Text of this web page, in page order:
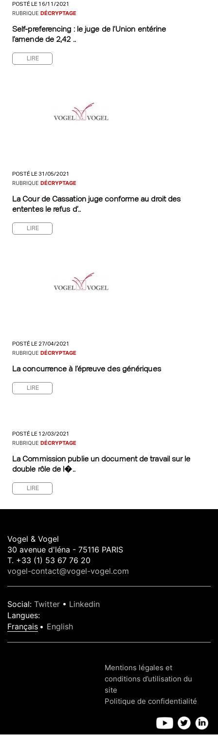
POSTÉ LE 16/11/2021
RUBRIQUE DÉCRYPTAGE
Self-preferencing : le juge de l’Union entérine
l’amende de 2,42 ..
LIRE
POSTÉ LE 31/05/2021
RUBRIQUE DÉCRYPTAGE
La Cour de Cassation juge conforme au droit des
ententes le refus d’..
LIRE
POSTÉ LE 27/04/2021
RUBRIQUE DÉCRYPTAGE
La concurrence à l’épreuve des génériques
LIRE
POSTÉ LE 12/03/2021
RUBRIQUE DÉCRYPTAGE
La Commission publie un document de travail sur le
double rôle de l�..
LIRE
Vogel & Vogel
30 avenue d'léna - 75116 PARIS
T. +33 (1) 53 67 76 20
vogel-contact@vogel-vogel.com
Social: Twitter • Linkedin
Langues:
Français
English
Mentions légales et
conditions d’utilisation du
site
Politique de confidentialité